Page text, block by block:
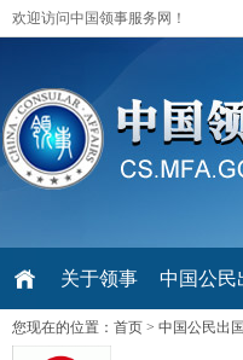
欢迎访问中国领事服务网！
关于领事 中国公民
您现在的位置： 首页 > 中国公民出国